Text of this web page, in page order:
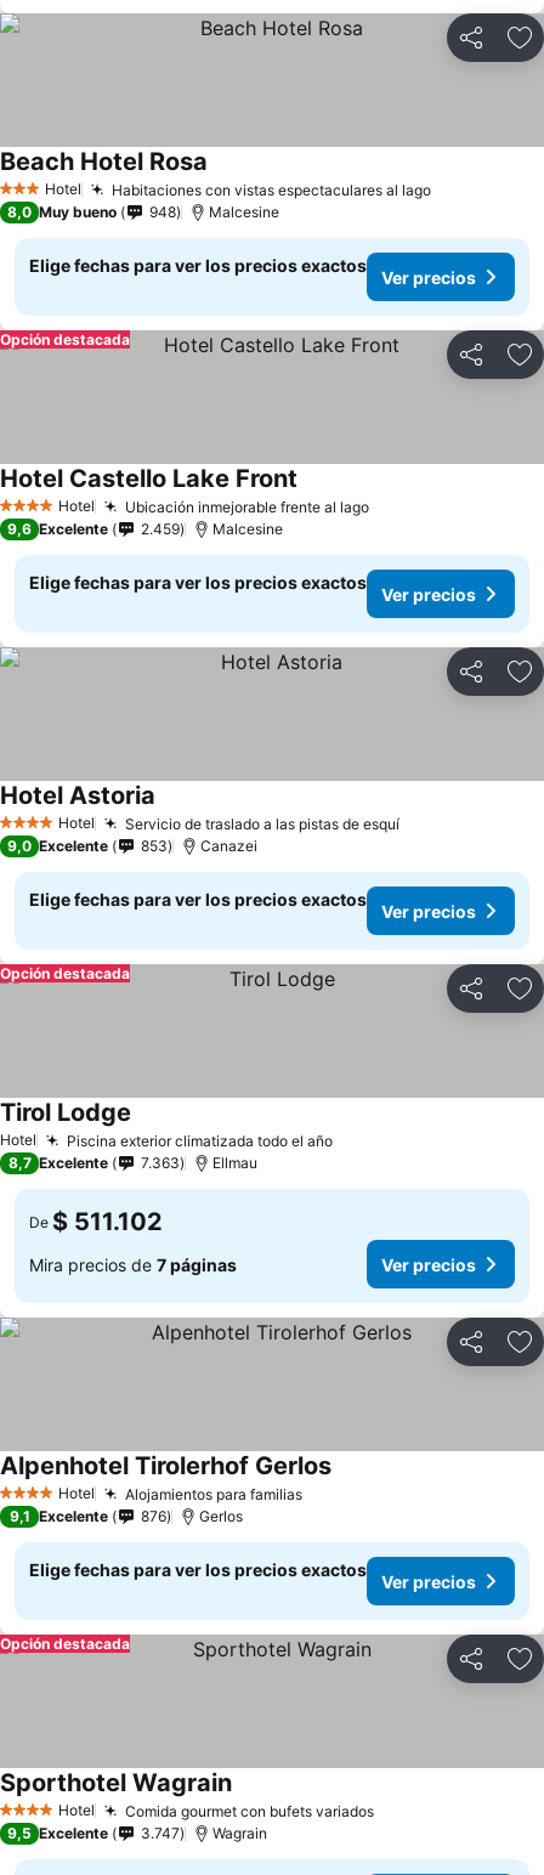
Compartir
3 Estrellas
Hotel Habitaciones con vistas espectaculares al lago
Beach Hotel Rosa
8,0 Muy bueno 948 Malcesine
Elige fechas para ver los precios exactos
Ver precios
Compartir
Opción destacada
4 EstrellasHotel Ubicación inmejorable frente al lago
Hotel Castello Lake Front
9,6 Excelente 2.459 Malcesine
Elige fechas para ver los precios exactos
Ver precios
Compartir
4 EstrellasHotel Servicio de traslado a las pistas de esquí
Hotel Astoria
9,0 Excelente 853 Canazei
Elige fechas para ver los precios exactos
Ver precios
Compartir
Opción destacada
Hotel Piscina exterior climatizada todo el año
Tirol Lodge
8,7 Excelente 7.363 Ellmau
De $ 511.102
Mira precios de 7 páginas Ver precios
Compartir
4 EstrellasHotel Alojamientos para familias
Alpenhotel Tirolerhof Gerlos
9,1 Excelente 876 Gerlos
Elige fechas para ver los precios exactos
Ver precios
Compartir
Opción destacada
4 EstrellasHotel Comida gourmet con bufets variados
Sporthotel Wagrain
9,5 Excelente 3.747 Wagrain